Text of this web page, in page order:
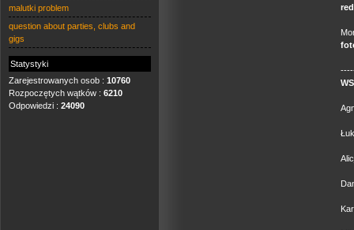
malutki problem
question about parties, clubs and
gigs
Statystyki
Zarejestrowanych osob : 10760
Rozpoczętych wątków : 6210
Odpowiedzi : 24090